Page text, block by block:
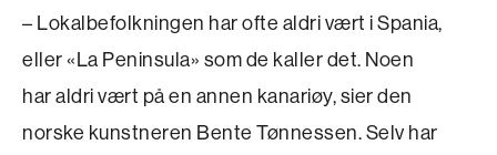
– Lokalbefolkningen har ofte aldri vært i Spania,
eller «La Peninsula» som de kaller det. Noen
har aldri vært på en annen kanariøy, sier den
norske kunstneren Bente Tønnessen. Selv har